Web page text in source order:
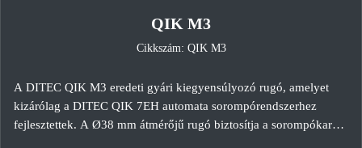
QIK M3
Cikkszám: QIK M3
A DITEC QIK M3 eredeti gyári kiegyensúlyozó rugó, amelyet
kizárólag a DITEC QIK 7EH automata sorompórendszerhez
fejlesztettek. A Ø38 mm átmérőjű rugó biztosítja a sorompókar